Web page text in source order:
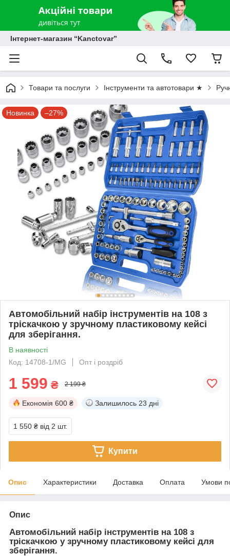
Інтернет-магазин “Kanctovar”
Товари та послуги Інструменти та автотовари ★
Новинка –27%
Автомобільний набір інструментів на 108 з
тріскачкою у зручному пластиковому кейсі
для зберігання.
В наявності
Код: 14708-1/MG
Опт і роздріб
1 599 ₴ 2 199 ₴
Економія 600 ₴ Залишилось 23 дні
1 550 ₴ від 2 шт.
Купити
Опис Характеристики Доставка Оплата Умови
Опис
Автомобільний набір інструментів на 108 з
тріскачкою у зручному пластиковому кейсі для
зберігання.